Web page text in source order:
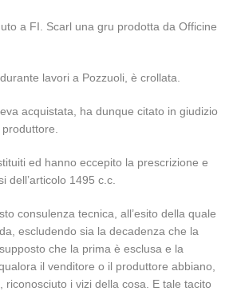
a FI. Scarl una gru prodotta da Officine
lavori a Pozzuoli, è crollata.
acquistata, ha dunque citato in giudizio
ed hanno eccepito la prescrizione e
dell’articolo 1495 c.c.
consulenza tecnica, all’esito della quale
escludendo sia la decadenza che la
che la prima è esclusa e la
il venditore o il produttore abbiano,
riconosciuto i vizi della cosa. E tale tacito